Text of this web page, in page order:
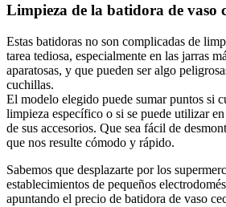
Limpieza de la batidora de vaso
Estas batidoras no son complicadas de
tarea tediosa, especialmente en las jarras
aparatosas, y que pueden ser algo
cuchillas.
El modelo elegido puede sumar puntos si
limpieza específico o si se puede utilizar
de sus accesorios. Que sea fácil de
que nos resulte cómodo y rápido.
Sabemos que desplazarte por los
establecimientos de pequeños
apuntando el precio de batidora de vaso